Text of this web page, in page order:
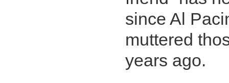
since Al
muttered
years ago.